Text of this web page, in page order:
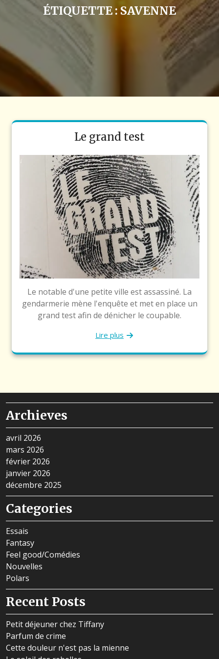
ÉTIQUETTE :SAVENNE
Le grand test
Le notable d'une petite ville est assassiné. La
gendarmerie mène l'enquête et met en place un
grand test afin de dénicher le coupable.
Lire plus
Archieves
avril 2026
mars 2026
février 2026
janvier 2026
décembre 2025
Categories
Essais
Fantasy
Feel good/Comédies
Nouvelles
Polars
Recent Posts
Petit déjeuner chez Tiffany
Parfum de crime
Cette douleur n'est pas la mienne